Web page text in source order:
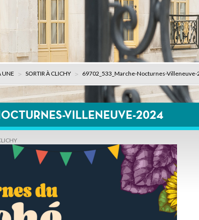
UNE SORTIR À CLICHY 69702_533_Marche-Nocturnes-Villeneuve-
VILLENEUVE-2024